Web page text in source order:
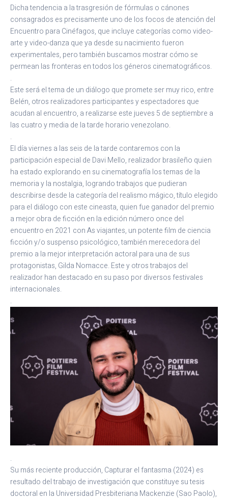
Dicha tendencia a la trasgresión de fórmulas o cánones
consagrados es precisamente uno de los focos de atención del
Encuentro para Cinéfagos, que incluye categorías como video-
arte y video-danza que ya desde su nacimiento fueron
experimentales, pero también buscamos mostrar cómo se
permean las fronteras en todos los géneros cinematográficos.
.
Este será el tema de un diálogo que promete ser muy rico, entre
Belén, otros realizadores participantes y espectadores que
acudan al encuentro, a realizarse este jueves 5 de septiembre a
las cuatro y media de la tarde horario venezolano.
.
El día viernes a las seis de la tarde contaremos con la
participación especial de Davi Mello, realizador brasileño quien
ha estado explorando en su cinematografía los temas de la
memoria y la nostalgia, logrando trabajos que pudieran
describirse desde la categoría del realismo mágico, título elegido
para el diálogo con este cineasta, quien fue ganador del premio
a mejor obra de ficción en la edición número once del
encuentro en 2021 con As viajantes, un potente film de ciencia
ficción y/o suspenso psicológico, también merecedora del
premio a la mejor interpretación actoral para una de sus
protagonistas, Gilda Nomacce. Este y otros trabajos del
realizador han destacado en su paso por diversos festivales
internacionales.
.
.
Su más reciente producción, Capturar el fantasma (2024) es
resultado del trabajo de investigación que constituye su tesis
doctoral en la Universidad Presbiteriana Mackenzie (Sao Paolo),